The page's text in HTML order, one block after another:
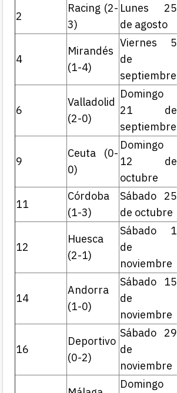
2
Racing (2-
3)
Lunes 25
de agosto
4
Mirandés
(1-4)
Viernes 5
de
septiembre
6
Valladolid
(2-0)
Domingo
21 de
septiembre
9
Ceuta (0-
0)
Domingo
12 de
octubre
11
Córdoba
(1-3)
Sábado 25
de octubre
12
Huesca
(2-1)
Sábado 1
de
noviembre
14
Andorra
(1-0)
Sábado 15
de
noviembre
16
Deportivo
(0-2)
Sábado 29
de
noviembre
Domingo